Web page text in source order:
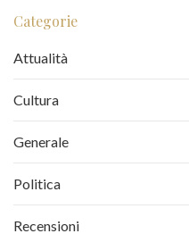
Categorie
Attualità
Cultura
Generale
Politica
Recensioni